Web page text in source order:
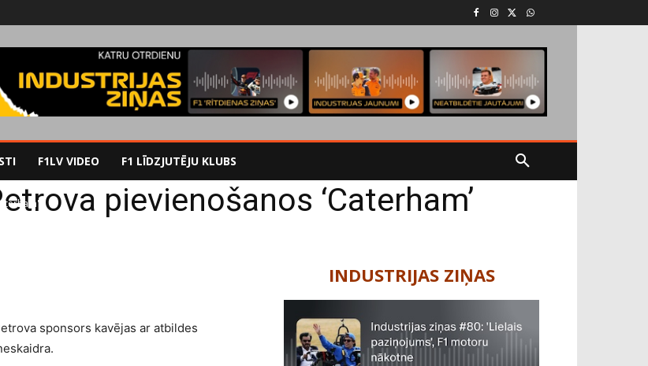
F1LV VIDEO F1 LĪDZJUTĒJU KLUBS
pievienošanos ‘Caterham’
sponsors kavējas ar atbildes
INDUSTRIJAS ZIŅAS